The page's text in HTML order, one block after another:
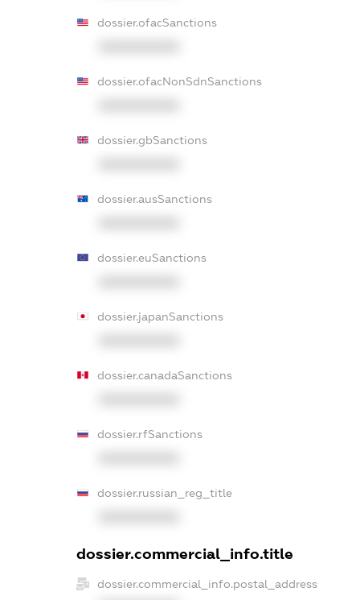
dossier.ofacSanctions
dossier.ofacNonSdnSanctions
dossier.gbSanctions
dossier.ausSanctions
dossier.euSanctions
dossier.japanSanctions
dossier.canadaSanctions
dossier.rfSanctions
dossier.russian_reg_title
dossier.commercial_info.title
dossier.commercial_info.postal_address